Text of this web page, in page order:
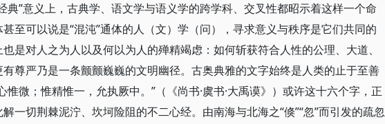
典”意义上，古典学、语文学与语义学的跨学科、交叉性都昭示着这样一个命
至可以说是“混沌”通体的人（文）学（问），寻求意义与秩序是它们共同的
是对人之为人以及何以为人的殚精竭虑：如何斩获符合人性的公理、大道、
尊严乃是一条颤颤巍巍的文明幽径。古奥典雅的文字始终是人类的止于至善
惟微；惟精惟一，允执厥中。”（《尚书·虞书·大禹谟》）或许这十六个字，正
一切荆棘泥泞、坎坷险阻的不二心经。由南海与北海之“倏”“忽”而引发的疏忽